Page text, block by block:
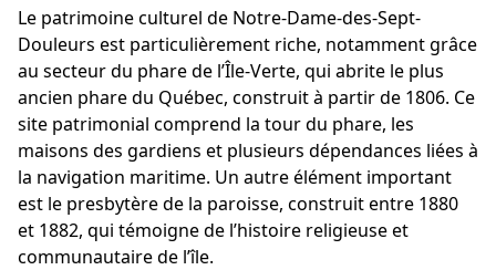
Le patrimoine culturel de Notre-Dame-des-Sept-
Douleurs est particulièrement riche, notamment grâce
au secteur du phare de l’Île-Verte, qui abrite le plus
ancien phare du Québec, construit à partir de 1806. Ce
site patrimonial comprend la tour du phare, les
maisons des gardiens et plusieurs dépendances liées à
la navigation maritime. Un autre élément important
est le presbytère de la paroisse, construit entre 1880
et 1882, qui témoigne de l’histoire religieuse et
communautaire de l’île.